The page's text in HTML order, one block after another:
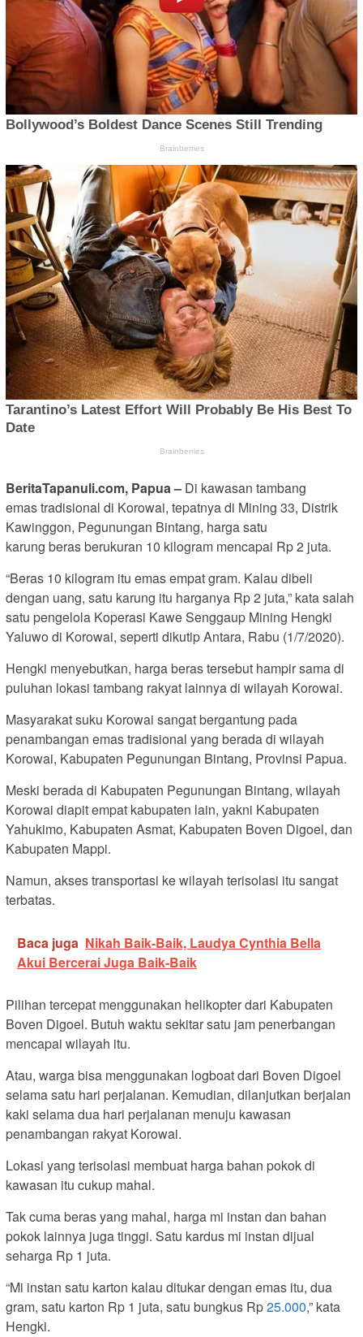
BeritaTapanuli.com, Papua – Di kawasan tambang
emas tradisional di Korowai, tepatnya di Mining 33, Distrik
Kawinggon, Pegunungan Bintang, harga satu
karung beras berukuran 10 kilogram mencapai Rp 2 juta.
“Beras 10 kilogram itu emas empat gram. Kalau dibeli
dengan uang, satu karung itu harganya Rp 2 juta,” kata salah
satu pengelola Koperasi Kawe Senggaup Mining Hengki
Yaluwo di Korowai, seperti dikutip Antara, Rabu (1/7/2020).
Hengki menyebutkan, harga beras tersebut hampir sama di
puluhan lokasi tambang rakyat lainnya di wilayah Korowai.
Masyarakat suku Korowai sangat bergantung pada
penambangan emas tradisional yang berada di wilayah
Korowai, Kabupaten Pegunungan Bintang, Provinsi Papua.
Meski berada di Kabupaten Pegunungan Bintang, wilayah
Korowai diapit empat kabupaten lain, yakni Kabupaten
Yahukimo, Kabupaten Asmat, Kabupaten Boven Digoel, dan
Kabupaten Mappi.
Namun, akses transportasi ke wilayah terisolasi itu sangat
terbatas.
Baca juga Nikah Baik-Baik, Laudya Cynthia Bella
Akui Bercerai Juga Baik-Baik
Pilihan tercepat menggunakan helikopter dari Kabupaten
Boven Digoel. Butuh waktu sekitar satu jam penerbangan
mencapai wilayah itu.
Atau, warga bisa menggunakan logboat dari Boven Digoel
selama satu hari perjalanan. Kemudian, dilanjutkan berjalan
kaki selama dua hari perjalanan menuju kawasan
penambangan rakyat Korowai.
Lokasi yang terisolasi membuat harga bahan pokok di
kawasan itu cukup mahal.
Tak cuma beras yang mahal, harga mi instan dan bahan
pokok lainnya juga tinggi. Satu kardus mi instan dijual
seharga Rp 1 juta.
“Mi instan satu karton kalau ditukar dengan emas itu, dua
gram, satu karton Rp 1 juta, satu bungkus Rp25.000,” kata
Hengki.